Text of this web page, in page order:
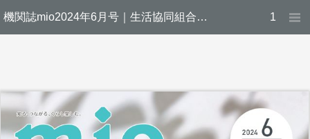
機関誌mio2024年6月号｜生活協同組合ユーコープ 1